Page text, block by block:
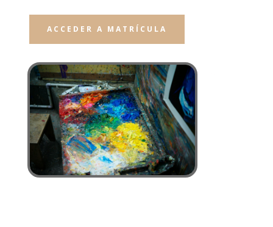
ACCEDER A MATRÍCULA